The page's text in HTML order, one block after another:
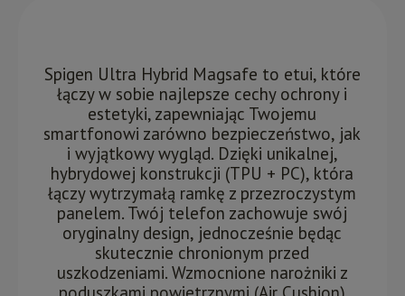
Spigen Ultra Hybrid Magsafe to etui, które
łączy w sobie najlepsze cechy ochrony i
estetyki, zapewniając Twojemu
smartfonowi zarówno bezpieczeństwo, jak
i wyjątkowy wygląd. Dzięki unikalnej,
hybrydowej konstrukcji (TPU + PC), która
łączy wytrzymałą ramkę z przezroczystym
panelem. Twój telefon zachowuje swój
oryginalny design, jednocześnie będąc
skutecznie chronionym przed
uszkodzeniami. Wzmocnione narożniki z